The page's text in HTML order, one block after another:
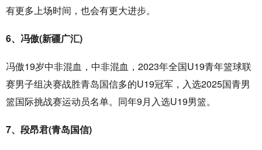
有更多上场时间，也会有更大进步。
6、冯傲(新疆广汇)
冯傲19岁中非混血，中非混血，2023年全国U19青年篮球联
赛男子组决赛战胜青岛国信多的U19冠军，入选2025国青男
篮国际挑战赛运动员名单。同年9月入选U19男篮。
7、段昂君(青岛国信)